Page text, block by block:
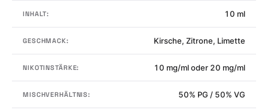
INHALT: 10 ml
GESCHMACK: Kirsche, Zitrone, Limette
NIKOTINSTÄRKE: 10 mg/ml oder 20 mg/ml
MISCHVERHÄLTNIS: 50% PG / 50% VG